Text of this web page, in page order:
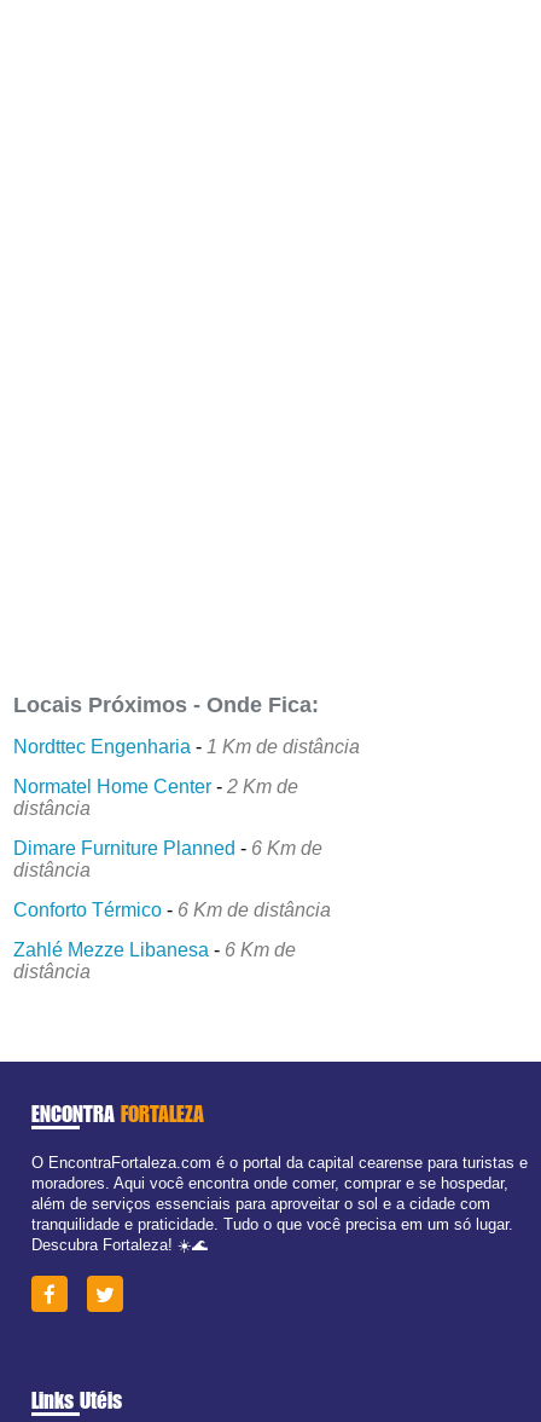
Locais Próximos - Onde Fica:
Nordttec Engenharia - 1 Km de distância
Normatel Home Center -2 Km de
distância
Dimare Furniture Planned - 6 Km de
distância
Conforto Térmico - 6 Km de distância
Zahlé Mezze Libanesa - 6 Km de
distância
ENCONTRA FORTALEZA
O EncontraFortaleza.com é o portal da capital cearense para turistas e
moradores. Aqui você encontra onde comer, comprar e se hospedar,
além de serviços essenciais para aproveitar o sol e a cidade com
tranquilidade e praticidade. Tudo o que você precisa em um só lugar.
Descubra Fortaleza! ☀️🌊
Links Utéis